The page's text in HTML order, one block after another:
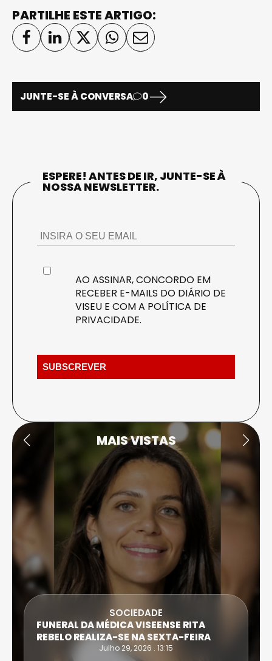
PARTILHE ESTE ARTIGO:
JUNTE-SE À CONVERSA 0
ESPERE! ANTES DE IR, JUNTE-SE À
NOSSA NEWSLETTER.
AO ASSINAR, CONCORDO EM
RECEBER E-MAILS DO DIÁRIO DE
VISEU E COM A POLÍTICA DE
PRIVACIDADE.
MAIS VISTAS
ATLETA DE CASTRO DAIRE SUPERA PROVA
EXTREMA DO TRIATLO E TORNA-SE
IRONWOMAN
Julho 28, 2026 . 16:14